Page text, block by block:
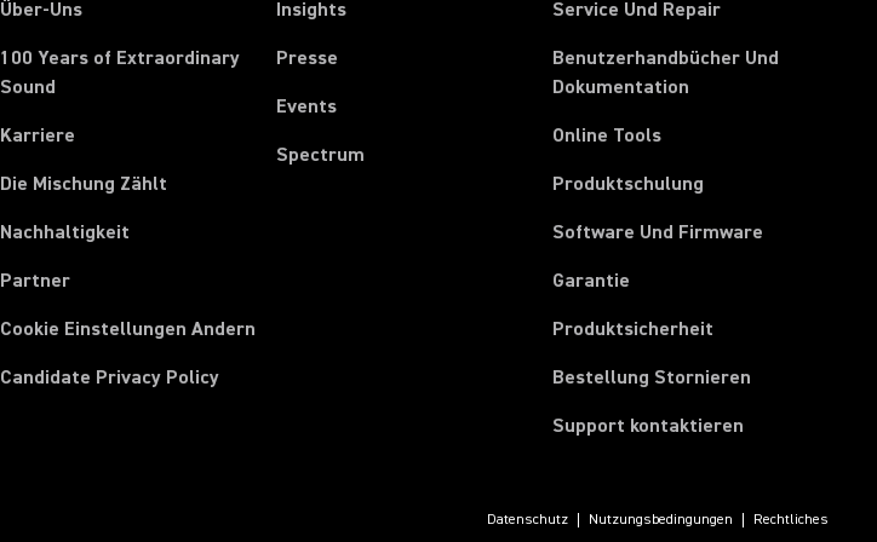
Über-Uns
100 Years of Extraordinary
Sound
Karriere
Die Mischung Zählt
Nachhaltigkeit
Partner
Cookie Einstellungen Andern
Candidate Privacy Policy
Insights
Presse
Events
Spectrum
Service Und Repair
Benutzerhandbücher Und
Dokumentation
Online Tools
Produktschulung
Software Und Firmware
Garantie
Produktsicherheit
Bestellung Stornieren
Support kontaktieren
Datenschutz Nutzungsbedingungen Rechtliches